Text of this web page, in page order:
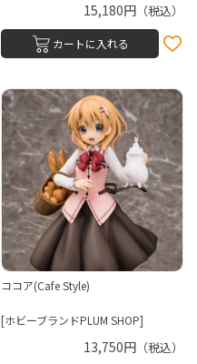
15,180円 （税込）
カートに入れる
ココア(Cafe Style)
[ホビーブランドPLUM SHOP]
13,750円 （税込）